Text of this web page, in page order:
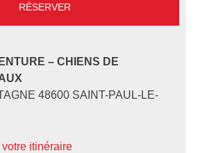
RÉSERVER
– CHIENS DE
48600 SAINT-PAUL-LE-
itinéraire